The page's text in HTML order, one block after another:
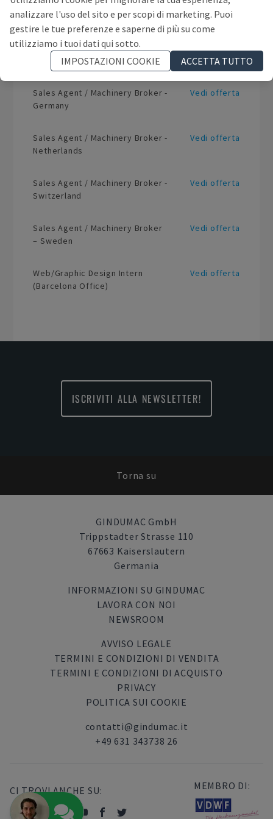
Market Intelligence Intern
(Barcelona Office)
Vedi offerta
Sales Agent / Machinery Broker -
Sales Agent / Machinery Broker -
Germany
Vedi offerta
Sales Agent / Machinery Broker -
Netherlands
Vedi offerta
Sales Agent / Machinery Broker -
Switzerland
Vedi offerta
Sales Agent / Machinery Broker
– Sweden
Vedi offerta
Web/Graphic Design Intern
(Barcelona Office)
Vedi offerta
ISCRIVITI ALLA NEWSLETTER!
Torna su
GINDUMAC GmbH
Trippstadter Strasse 110
67663 Kaiserslautern
Germania
INFORMAZIONI SU GINDUMAC
LAVORA CON NOI
NEWSROOM
AVVISO LEGALE
TERMINI E CONDIZIONI DI VENDITA
TERMINI E CONDIZIONI DI ACQUISTO
PRIVACY
POLITICA SUI COOKIE
contatti@gindumac.it
+49 631 343738 26
CI TROVI ANCHE SU: MEMBRO DI:
analizzare l'uso del sito e per scopi di marketing. Puoi
gestire le tue preferenze e saperne di più su come
utilizziamo i tuoi dati qui sotto.
IMPOSTAZIONI COOKIE
ACCETTA TUTTO